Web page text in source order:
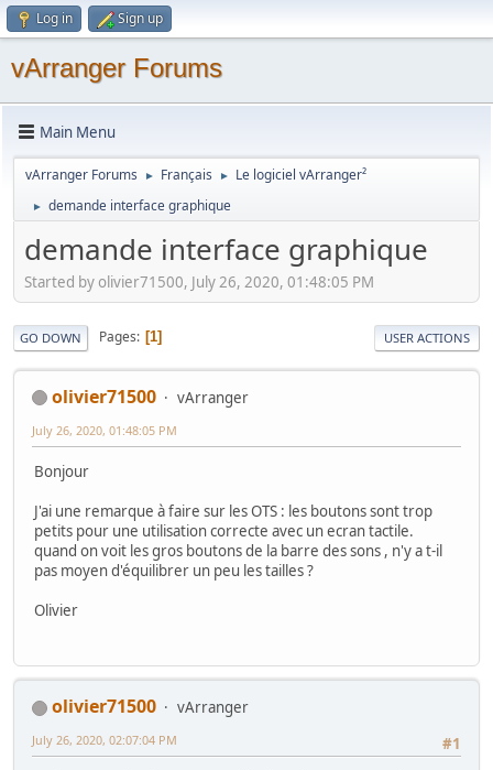
Log in Sign up
vArranger Forums
Main Menu
vArranger Forums ► Français ► Le logiciel vArranger²
► demande interface graphique
demande interface graphique
Started by olivier71500, July 26, 2020, 01:48:05 PM
GO DOWN Pages 1 USER ACTIONS
olivier71500 vArranger
July 26, 2020, 01:48:05 PM
Bonjour
J'ai une remarque à faire sur les OTS : les boutons sont trop
petits pour une utilisation correcte avec un ecran tactile.
quand on voit les gros boutons de la barre des sons , n'y a t-il
pas moyen d'équilibrer un peu les tailles ?
Olivier
olivier71500
vArranger
#1
July 26, 2020, 02:07:04 PM